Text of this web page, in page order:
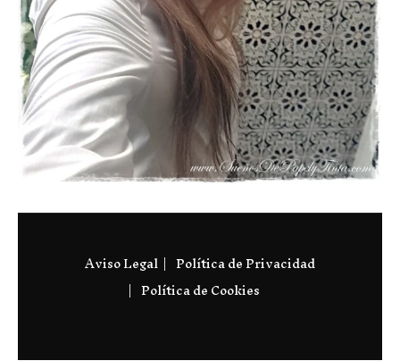
Aviso Legal
Política de Privacidad
Política de Cookies